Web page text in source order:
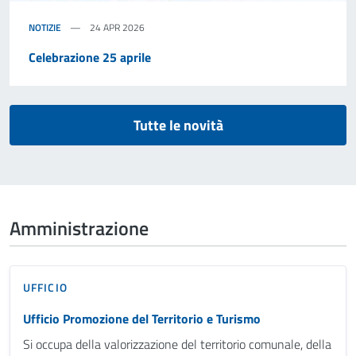
NOTIZIE 24 APR 2026
Celebrazione 25 aprile
Tutte le novità
Amministrazione
UFFICIO
Ufficio Promozione del Territorio e Turismo
Si occupa della valorizzazione del territorio comunale, della